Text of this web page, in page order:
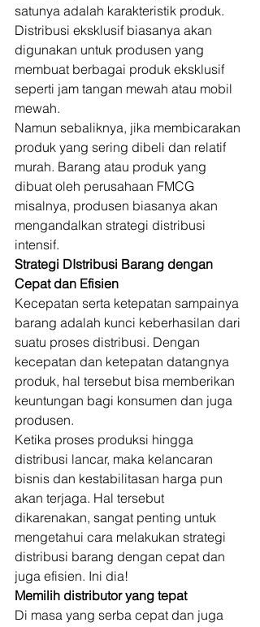
satunya adalah karakteristik produk.
Distribusi eksklusif biasanya akan
digunakan untuk produsen yang
membuat berbagai produk eksklusif
seperti jam tangan mewah atau mobil
mewah.
Namun sebaliknya, jika membicarakan
produk yang sering dibeli dan relatif
murah. Barang atau produk yang
dibuat oleh perusahaan FMCG
misalnya, produsen biasanya akan
mengandalkan strategi distribusi
intensif.
Strategi DIstribusi Barang dengan
Cepat dan Efisien
Kecepatan serta ketepatan sampainya
barang adalah kunci keberhasilan dari
suatu proses distribusi. Dengan
kecepatan dan ketepatan datangnya
produk, hal tersebut bisa memberikan
keuntungan bagi konsumen dan juga
produsen.
Ketika proses produksi hingga
distribusi lancar, maka kelancaran
bisnis dan kestabilitasan harga pun
akan terjaga. Hal tersebut
dikarenakan, sangat penting untuk
mengetahui cara melakukan strategi
distribusi barang dengan cepat dan
juga efisien. Ini dia!
Memilih distributor yang tepat
Di masa yang serba cepat dan juga